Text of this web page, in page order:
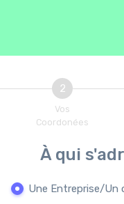
2
Vos
Coordonées
À qui
Une Entreprise/Un